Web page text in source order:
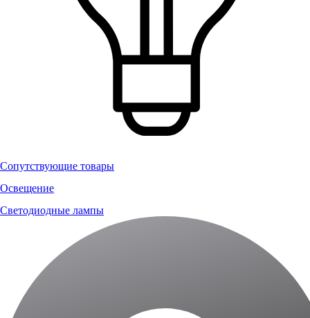
Сопутствующие товары
Освещение
Светодиодные лампы